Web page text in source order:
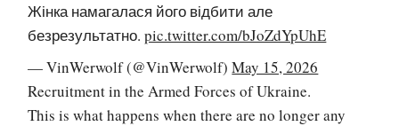
Жінка намагалася його відбити але
безрезультатно.pic.twitter.com/bJoZdYpUhE
— VinWerwolf (@VinWerwolf)May 15, 2026
Recruitment in the Armed Forces of Ukraine.
This is what happens when there are no longer any